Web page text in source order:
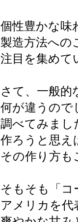
個性豊かな味
製造方法への
注目を集めて
さて、一般的
何が違うので
調べてみまし
作ろうと思え
その作り方も
そもそも「コ
アメリカを代